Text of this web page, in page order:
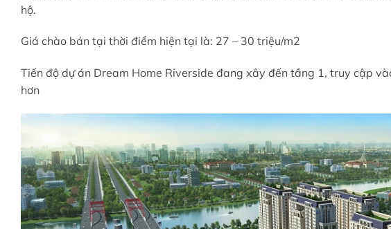
hộ.
Giá chào bán tại thời điểm hiện tại là: 27 – 30 triệu/m2
Tiến độ dự án Dream Home Riverside đang xây đến tầng 1, truy cập
hơn